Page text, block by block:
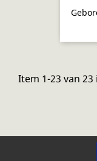
Item 1-23 van